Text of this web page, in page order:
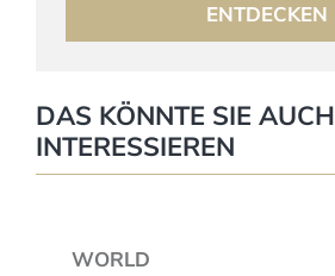
ENTDECKEN
DAS KÖNNTE SIE AUCH
INTERESSIEREN
WORLD